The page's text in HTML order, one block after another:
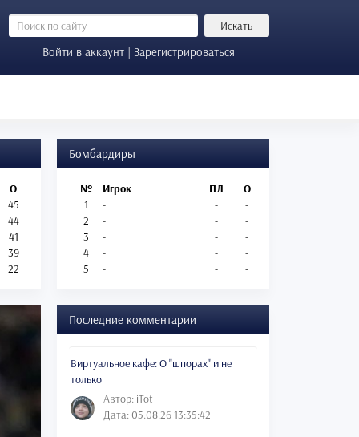
Искать
Войти в аккаунт | Зарегистрироваться
О
45
44
41
39
22
Бомбардиры
№ Игрок ПЛ
О
1
- -
-
2
- -
-
3
- -
-
4
- -
-
5
- - -
Последние комментарии
Виртуальное кафе: О "шпорах" и не
только
Автор: iTot
Дата: 05.08.26 13:35:42